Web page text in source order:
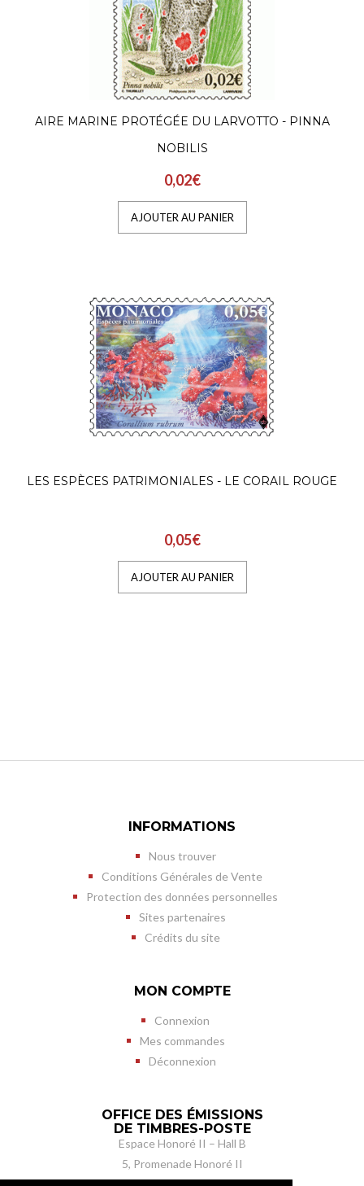
AIRE MARINE PROTÉGÉE DU LARVOTTO - PINNA
NOBILIS
0,02€
AJOUTER AU PANIER
LES ESPÈCES PATRIMONIALES - LE CORAIL ROUGE
0,05€
AJOUTER AU PANIER
INFORMATIONS
Nous trouver
Conditions Générales de Vente
Protection des données personnelles
Sites partenaires
Crédits du site
MON COMPTE
Connexion
Mes commandes
Déconnexion
OFFICE DES ÉMISSIONS
DE TIMBRES-POSTE
Espace Honoré II – Hall B
5, Promenade Honoré II